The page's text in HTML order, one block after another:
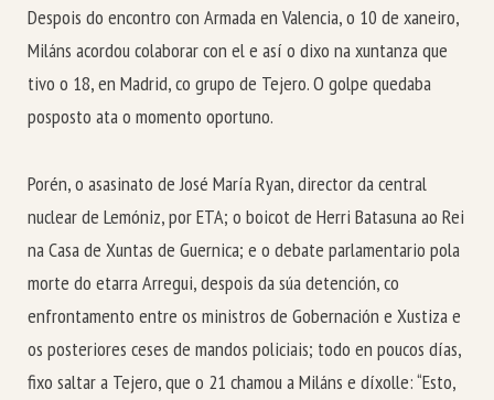
Despois do encontro con Armada en Valencia, o 10 de xaneiro,
Miláns acordou colaborar con el e así o dixo na xuntanza que
tivo o 18, en Madrid, co grupo de Tejero. O golpe quedaba
posposto ata o momento oportuno.
Porén, o asasinato de José María Ryan, director da central
nuclear de Lemóniz, por ETA; o boicot de Herri Batasuna ao Rei
na Casa de Xuntas de Guernica; e o debate parlamentario pola
morte do etarra Arregui, despois da súa detención, co
enfrontamento entre os ministros de Gobernación e Xustiza e
os posteriores ceses de mandos policiais; todo en poucos días,
fixo saltar a Tejero, que o 21 chamou a Miláns e díxolle: “Esto,